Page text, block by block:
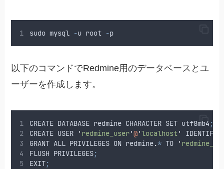
sudo mysql -u root -p
以下のコマンドでRedmine用のデータベースとユ
ーザーを作成します。
CREATE DATABASE redmine CHARACTER SET utf8mb4 ;
CREATE USER ' redmine_user'@'localhost'
GRANT ALL PRIVILEGES ON redmine.* TO '
FLUSH PRIVILEGES;
EXIT;